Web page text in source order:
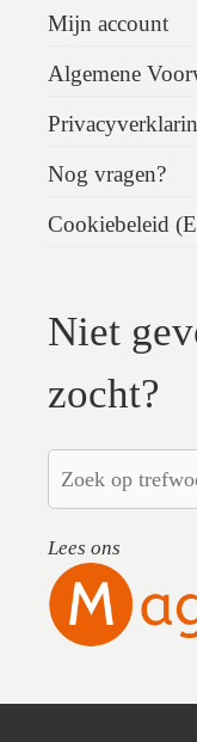
Mijn account
Algemene
Nog vragen?
Cookiebeleid
Niet
zocht?
Lees ons